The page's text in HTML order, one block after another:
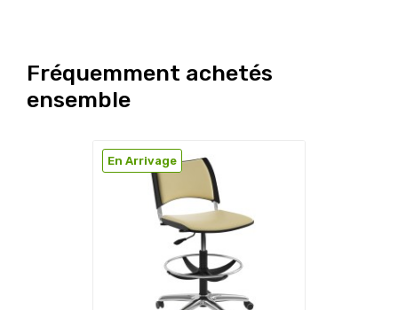
Fréquemment achetés
ensemble
En Arrivage